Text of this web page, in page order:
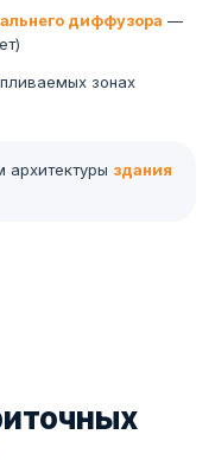
диффузора —
зонах
здания